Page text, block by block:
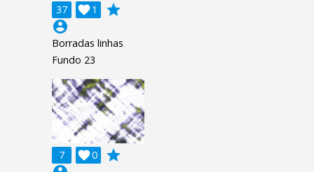
37 1

grade
account_circle
Borradas linhas
Fundo 23
7 0

grade